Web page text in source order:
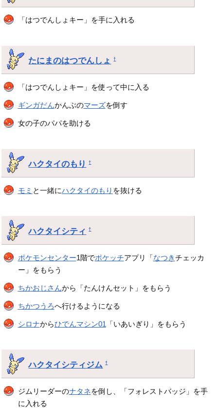
「はつでんしょキー」を手に入れる
たにまのはつでんしょ †
「はつでんしょキー」を使って中に入る
ギンガだんかんぶのマーズを倒す
女の子のパパを助ける
ハクタイのもり †
モミ と一緒にハクタイのもり を抜ける
ハクタイシティ †
ポケモンセンター1階でポケッチアプリ「なつきチェッカ
ー」をもらう
ちかおじさんから「たんけんセット」をもらう
ちかつうろへ行けるようになる
シロナからひでんマシン01 「いあいぎり」をもらう
ハクタイシティジム †
ジムリーダーのナタネを倒し、「フォレストバッジ」を手
に入れる